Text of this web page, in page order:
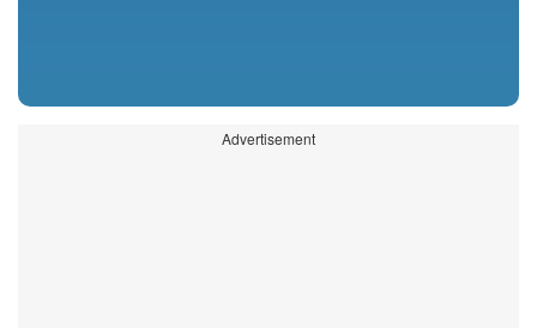
Advertisement